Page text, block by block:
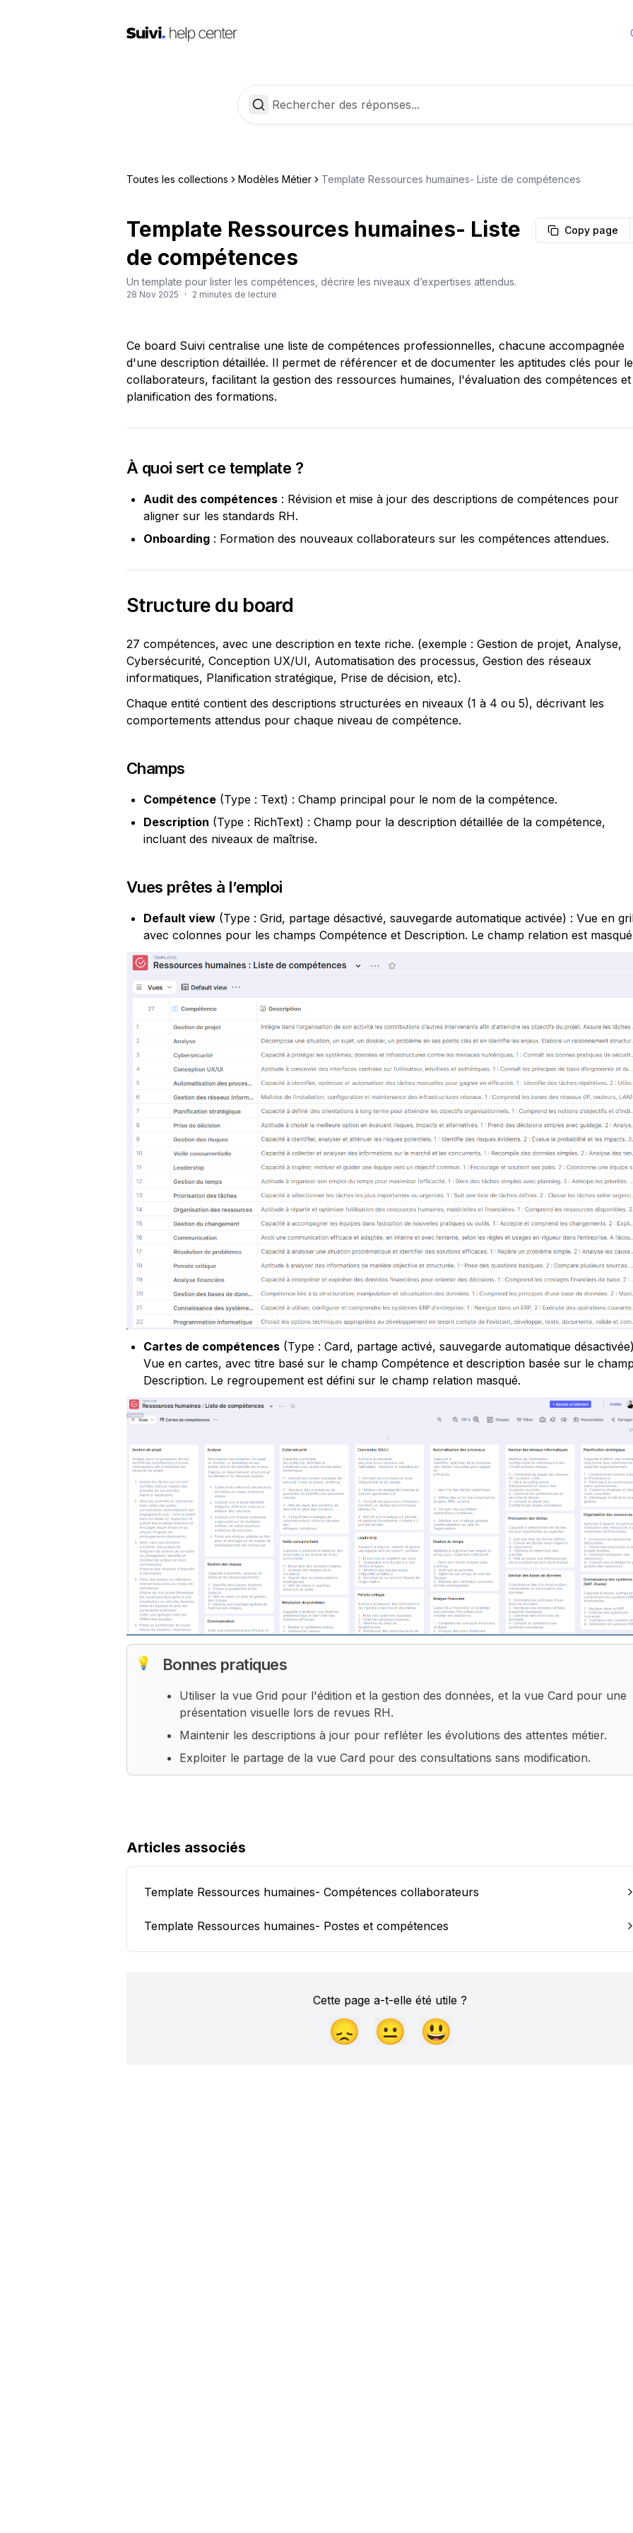
Toutes les collections Modèles Métier Template Ressources humaines- Liste de compétences
Template Ressources humaines- Liste
de compétences
Copy page
Un template pour lister les compétences, décrire les niveaux d’expertises attendus.
28 Nov 2025 · 2 minutes de lecture
Ce board Suivi centralise une liste de compétences professionnelles, chacune accompagnée
d'une description détaillée. Il permet de référencer et de documenter les aptitudes clés pour
collaborateurs, facilitant la gestion des ressources humaines, l'évaluation des compétences
planification des formations.
À quoi sert ce template ?
Audit des compétences : Révision et mise à jour des descriptions de compétences pour
aligner sur les standards RH.
Onboarding : Formation des nouveaux collaborateurs sur les compétences attendues.
Structure du board
27 compétences, avec une description en texte riche. (exemple : Gestion de projet, Analyse,
Cybersécurité, Conception UX/UI, Automatisation des processus, Gestion des réseaux
informatiques, Planification stratégique, Prise de décision, etc).
Chaque entité contient des descriptions structurées en niveaux (1 à 4 ou 5), décrivant les
comportements attendus pour chaque niveau de compétence.
Champs
Compétence (Type : Text) : Champ principal pour le nom de la compétence.
Description (Type : RichText) : Champ pour la description détaillée de la compétence,
incluant des niveaux de maîtrise.
Vues prêtes à l’emploi
Default view (Type : Grid, partage désactivé, sauvegarde automatique activée) : Vue en
avec colonnes pour les champs Compétence et Description. Le champ relation est
Cartes de compétences (Type : Card, partage activé, sauvegarde automatique
Vue en cartes, avec titre basé sur le champ Compétence et description basée sur le
Description. Le regroupement est défini sur le champ relation masqué.
💡 Bonnes pratiques
Utiliser la vue Grid pour l'édition et la gestion des données, et la vue Card pour une
présentation visuelle lors de revues RH.
Maintenir les descriptions à jour pour refléter les évolutions des attentes métier.
Exploiter le partage de la vue Card pour des consultations sans modification.
Articles associés
Template Ressources humaines- Compétences collaborateurs
Template Ressources humaines- Postes et compétences
Cette page a-t-elle été utile ?
😞 😐 😃